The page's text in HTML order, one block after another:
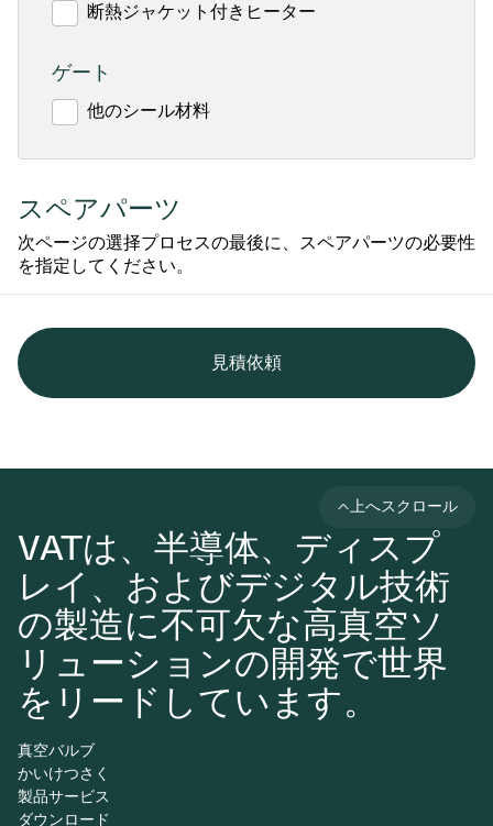
断熱ジャケット付きヒーター
ゲート
他のシール材料
スペアパーツ
次ページの選择プロセスの最後に、スペアパーツの必要性
を指定してください。
見積依頼
VATは、半導体、ディスプ
レイ、およびデジタル技術
の製造に不可欠な高真空ソ
リューションの開発で世界
をリードしています。
上へスクロール
真空バルブ
かいけつさく
製品サービス
ダウンロード